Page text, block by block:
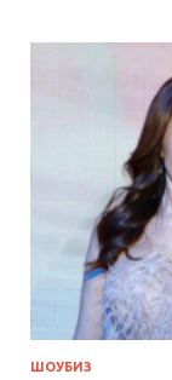
ШОУБИЗ